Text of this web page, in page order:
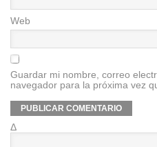
Web
Guardar mi nombre, correo
navegador para la próxima vez
Δ